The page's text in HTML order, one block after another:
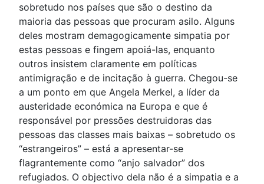
sobretudo nos países que são o destino da
maioria das pessoas que procuram asilo. Alguns
deles mostram demagogicamente simpatia por
estas pessoas e fingem apoiá-las, enquanto
outros insistem claramente em políticas
antimigração e de incitação à guerra. Chegou-se
a um ponto em que Angela Merkel, a líder da
austeridade económica na Europa e que é
responsável por pressões destruidoras das
pessoas das classes mais baixas – sobretudo os
“estrangeiros” – está a apresentar-se
flagrantemente como “anjo salvador” dos
refugiados. O objectivo dela não é a simpatia e a